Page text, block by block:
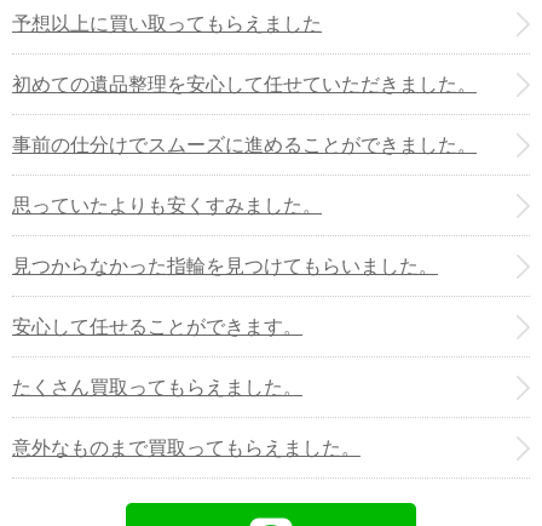
予想以上に買い取ってもらえました
初めての遺品整理を安心して任せていただきました。
事前の仕分けでスムーズに進めることができました。
思っていたよりも安くすみました。
見つからなかった指輪を見つけてもらいました。
安心して任せることができます。
たくさん買取ってもらえました。
意外なものまで買取ってもらえました。